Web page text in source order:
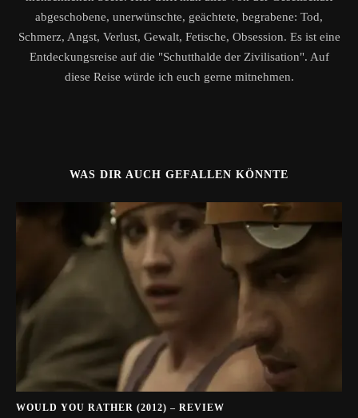
abgeschobene, unerwünschte, geächtete, begrabene: Tod,
Schmerz, Angst, Verlust, Gewalt, Fetische, Obsession. Es ist eine
Entdeckungsreise auf die "Schutthalde der Zivilisation". Auf
diese Reise würde ich euch gerne mitnehmen.
WAS DIR AUCH GEFALLEN KÖNNTE
WOULD YOU RATHER (2012) – REVIEW